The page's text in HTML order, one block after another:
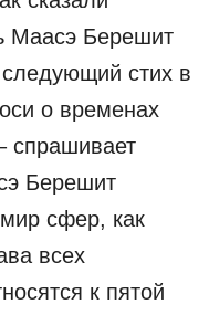
Маасэ Берешит
стих в
о временах
спрашивает
Берешит
сфер, как
всех
к пятой